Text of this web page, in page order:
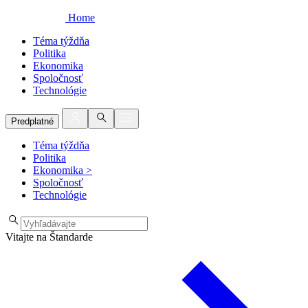
Home
Téma týždňa
Politika
Ekonomika
Spoločnosť
Technológie
Predplatné
Téma týždňa
Politika
Ekonomika >
Spoločnosť
Technológie
Vitajte na Štandarde